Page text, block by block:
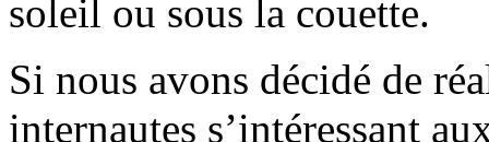
soleil ou sous la couette.
Si nous avons décidé de
internautes s’intéressant